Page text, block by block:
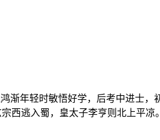
年轻时敏悟好学，后考中进士，
入蜀，皇太子李亨则北上平凉